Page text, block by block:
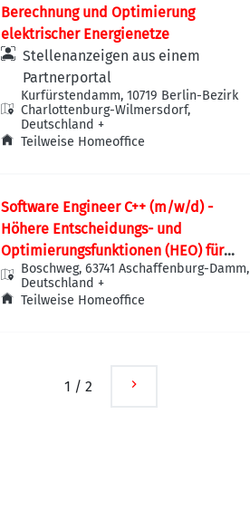
Berechnung und Optimierung
elektrischer Energienetze
Stellenanzeigen aus einem
Partnerportal
Kurfürstendamm, 10719 Berlin-Bezirk
Charlottenburg-Wilmersdorf,
Deutschland +
Teilweise Homeoffice
Software Engineer C++ (m/w/d) -
Höhere Entscheidungs- und
Optimierungsfunktionen (HEO) für
Stromnetze
Boschweg, 63741 Aschaffenburg-Damm,
Deutschland +
Teilweise Homeoffice
1 / 2